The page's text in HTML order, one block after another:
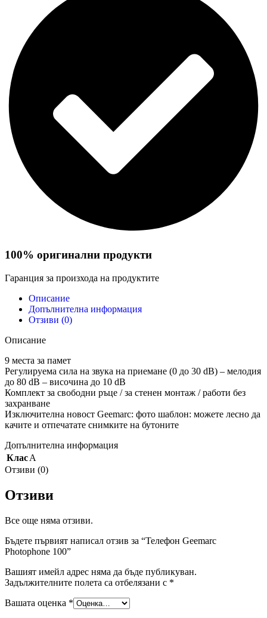
100% оригинални продукти
Гаранция за произхода на продуктите
Описание
Допълнителна информация
Отзиви (0)
Описание
9 места за памет
Регулируема сила на звука на приемане (0 до 30 dB) – мелодия
до 80 dB – височина до 10 dB
Комплект за свободни ръце / за стенен монтаж / работи без
захранване
Изключителна новост Geemarc: фото шаблон: можете лесно да
качите и отпечатате снимките на бутоните
Допълнителна информация
КласA
Отзиви (0)
Отзиви
Все още няма отзиви.
Бъдете първият написал отзив за “Телефон Geemarc
Photophone 100”
Вашият имейл адрес няма да бъде публикуван.
Задължителните полета са отбелязани с *
Вашата оценка *